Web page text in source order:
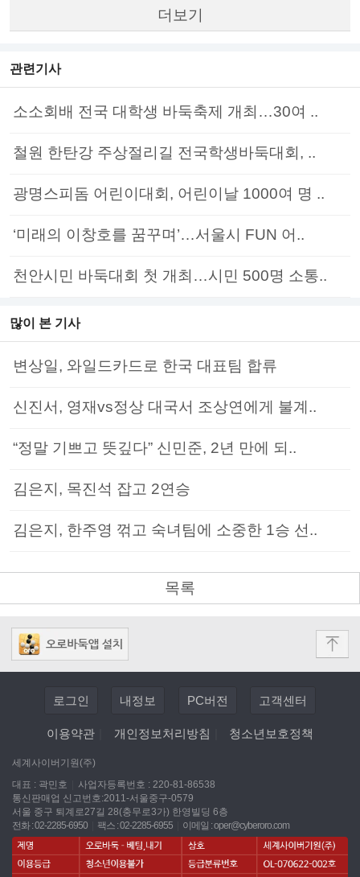
더보기
관련기사
소소회배 전국 대학생 바둑축제 개최…30여 ..
철원 한탄강 주상절리길 전국학생바둑대회, ..
광명스피돔 어린이대회, 어린이날 1000여 명 ..
‘미래의 이창호를 꿈꾸며’…서울시 FUN 어..
천안시민 바둑대회 첫 개최…시민 500명 소통..
많이 본 기사
변상일, 와일드카드로 한국 대표팀 합류
신진서, 영재vs정상 대국서 조상연에게 불계..
“정말 기쁘고 뜻깊다” 신민준, 2년 만에 되..
김은지, 목진석 잡고 2연승
김은지, 한주영 꺾고 숙녀팀에 소중한 1승 선..
목록
로그인 내정보 PC버전 고객센터
이용약관 개인정보처리방침 청소년보호정책
세계사이버기원(주)
대표 : 곽민호
사업자등록번호 : 220-81-86538
통신판매업 신고번호:2011-서울중구-0579
서울 중구 퇴계로27길 28(충무로3가) 한영빌딩 6층
전화 : 02-2285-6950
팩스 : 02-2285-6955 이메일 :oper@cyberoro.com